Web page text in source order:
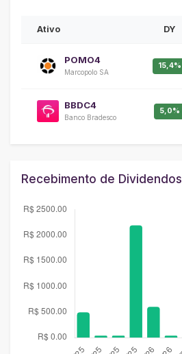
Ativo DY
POMO4
Marcopolo SA
15,4%
BBDC4
Banco Bradesco
5,0%
Recebimento de Dividendos